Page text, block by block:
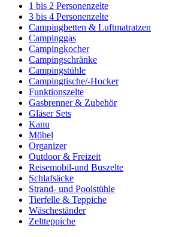
1 bis 2 Personenzelte
3 bis 4 Personenzelte
Campingbetten & Luftmatratzen
Campinggas
Campingkocher
Campingschränke
Campingstühle
Campingtische/-Hocker
Funktionszelte
Gasbrenner & Zubehör
Gläser Sets
Kanu
Möbel
Organizer
Outdoor & Freizeit
Reisemobil-und Buszelte
Schlafsäcke
Strand- und Poolstühle
Tierfelle & Teppiche
Wäscheständer
Zeltteppiche